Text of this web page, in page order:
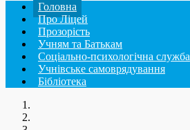
Головна
Про Ліцей
Прозорість
Учням та Батькам
Соціально-психологічна служба
Учнівське самоврядування
Бібліотека